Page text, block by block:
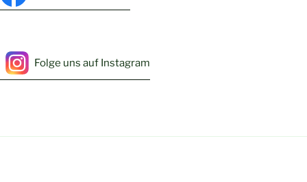
Folge uns auf Instagram